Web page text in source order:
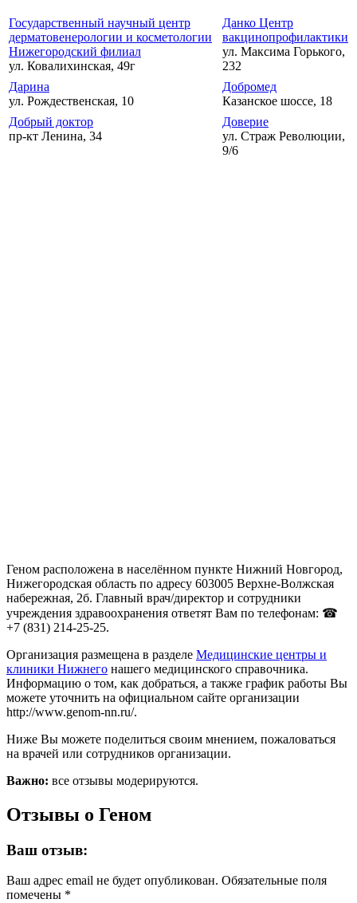
Государственный научный центр
дерматовенерологии и косметологии
Нижегородский филиал
ул. Ковалихинская, 49г
Данко Центр
вакцинопрофилактики
ул. Максима Горького,
232
Дарина
ул. Рождественская, 10
Добромед
Казанское шоссе, 18
Добрый доктор
пр-кт Ленина, 34
Доверие
ул. Страж Революции,
9/6
Геном расположена в населённом пункте Нижний Новгород,
Нижегородская область по адресу 603005 Верхне-Волжская
набережная, 2б. Главный врач/директор и сотрудники
учреждения здравоохранения ответят Вам по телефонам: ☎
+7 (831) 214-25-25.
Организация размещена в разделе Медицинские центры и
клиники Нижнего нашего медицинского справочника.
Информацию о том, как добраться, а также график работы Вы
можете уточнить на официальном сайте организации
http://www.genom-nn.ru/.
Ниже Вы можете поделиться своим мнением, пожаловаться
на врачей или сотрудников организации.
Важно: все отзывы модерируются.
Отзывы о Геном
Ваш отзыв:
Ваш адрес email не будет опубликован. Обязательные поля
помечены *